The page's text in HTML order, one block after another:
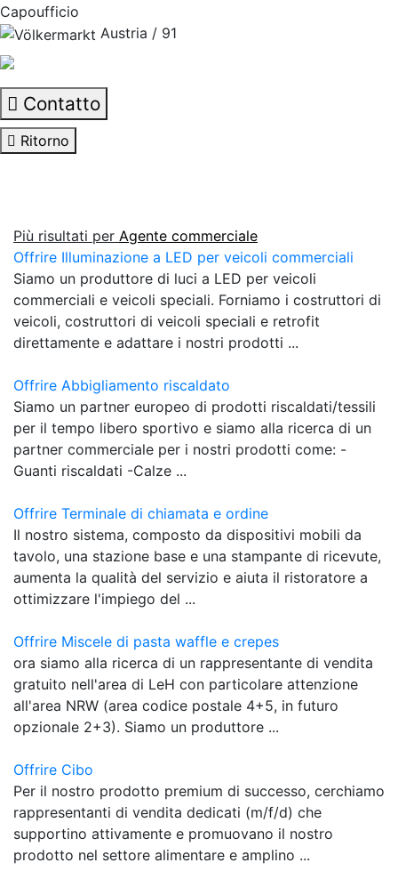
Capoufficio
Austria / 91
Contatto
Ritorno
Più risultati per Agente commerciale
Offrire Illuminazione a LED per veicoli commerciali
Siamo un produttore di luci a LED per veicoli
commerciali e veicoli speciali. Forniamo i costruttori di
veicoli, costruttori di veicoli speciali e retrofit
direttamente e adattare i nostri prodotti ...
Offrire Abbigliamento riscaldato
Siamo un partner europeo di prodotti riscaldati/tessili
per il tempo libero sportivo e siamo alla ricerca di un
partner commerciale per i nostri prodotti come: -
Guanti riscaldati -Calze ...
Offrire Terminale di chiamata e ordine
Il nostro sistema, composto da dispositivi mobili da
tavolo, una stazione base e una stampante di ricevute,
aumenta la qualità del servizio e aiuta il ristoratore a
ottimizzare l'impiego del ...
Offrire Miscele di pasta waffle e crepes
ora siamo alla ricerca di un rappresentante di vendita
gratuito nell'area di LeH con particolare attenzione
all'area NRW (area codice postale 4+5, in futuro
opzionale 2+3). Siamo un produttore ...
Offrire Cibo
Per il nostro prodotto premium di successo, cerchiamo
rappresentanti di vendita dedicati (m/f/d) che
supportino attivamente e promuovano il nostro
prodotto nel settore alimentare e amplino ...